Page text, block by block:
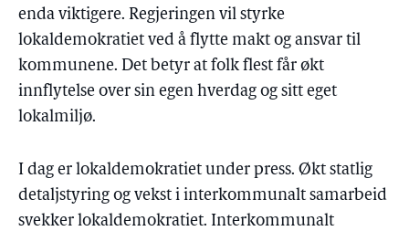
enda viktigere. Regjeringen vil styrke
lokaldemokratiet ved å flytte makt og ansvar til
kommunene. Det betyr at folk flest får økt
innflytelse over sin egen hverdag og sitt eget
lokalmiljø.
I dag er lokaldemokratiet under press. Økt statlig
detaljstyring og vekst i interkommunalt samarbeid
svekker lokaldemokratiet. Interkommunalt